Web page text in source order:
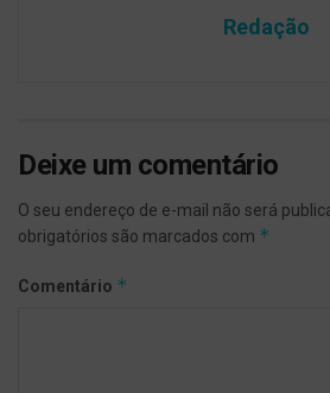
Redação
Deixe um comentário
O seu endereço de e-mail não será
obrigatórios são marcados com *
Comentário *